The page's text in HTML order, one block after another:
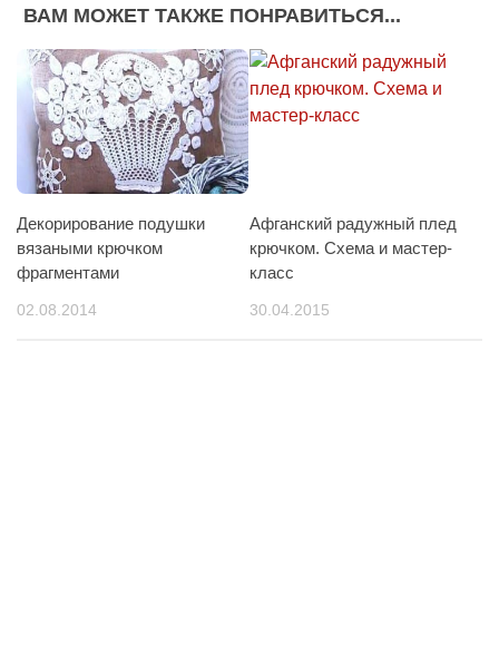
ВАМ МОЖЕТ ТАКЖЕ ПОНРАВИТЬСЯ...
Декорирование подушки
вязаными крючком
фрагментами
02.08.2014
Афганский радужный плед
крючком. Схема и мастер-
класс
30.04.2015